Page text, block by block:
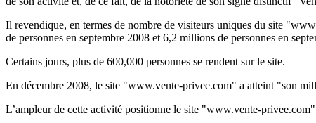
Il revendique, en termes de nombre de visiteurs uniques du site
de personnes en septembre 2008 et 6,2 millions de personnes en
Certains jours, plus de 600,000 personnes se rendent sur le site.
En décembre 2008, le site "www.vente-privee.com" a atteint "son
L’ampleur de cette activité positionne le site "www.vente-